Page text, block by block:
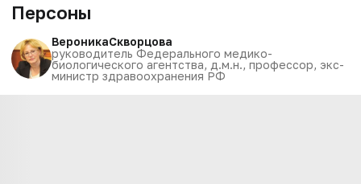
Персоны
ВероникаСкворцова
руководитель Федерального медико-
биологического агентства, д.м.н., профессор, экс-
министр здравоохранения РФ